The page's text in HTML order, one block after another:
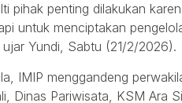
pihak penting dilakukan
untuk menciptakan
ujar Yundi, Sabtu (21/2/2026).
IMIP menggandeng
Dinas Pariwisata, KSM Ara